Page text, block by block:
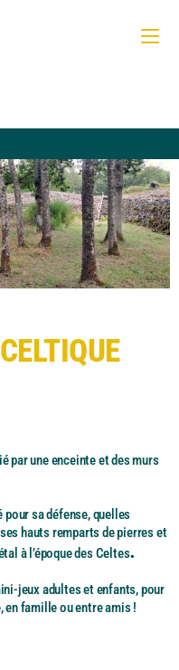
par une enceinte et des murs
sa défense, quelles
hauts remparts de pierres et
à l’époque des Celtes.
jeux adultes et enfants, pour
famille ou entre amis !